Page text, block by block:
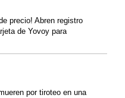
precio! Abren registro
de Yovoy para
por tiroteo en una